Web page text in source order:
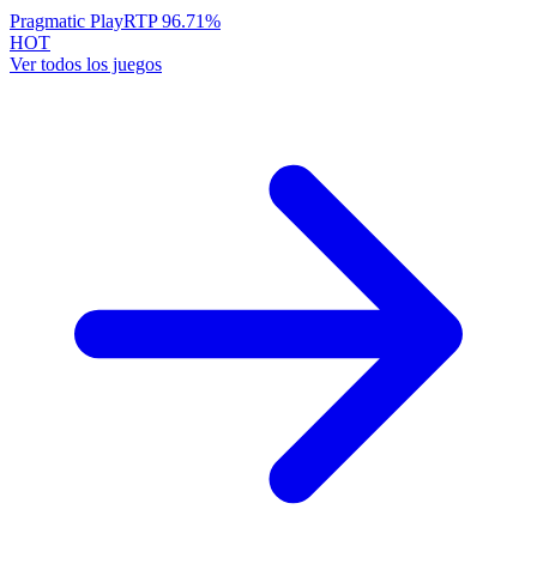
Pragmatic PlayRTP96.71%
HOT
Ver todos los juegos